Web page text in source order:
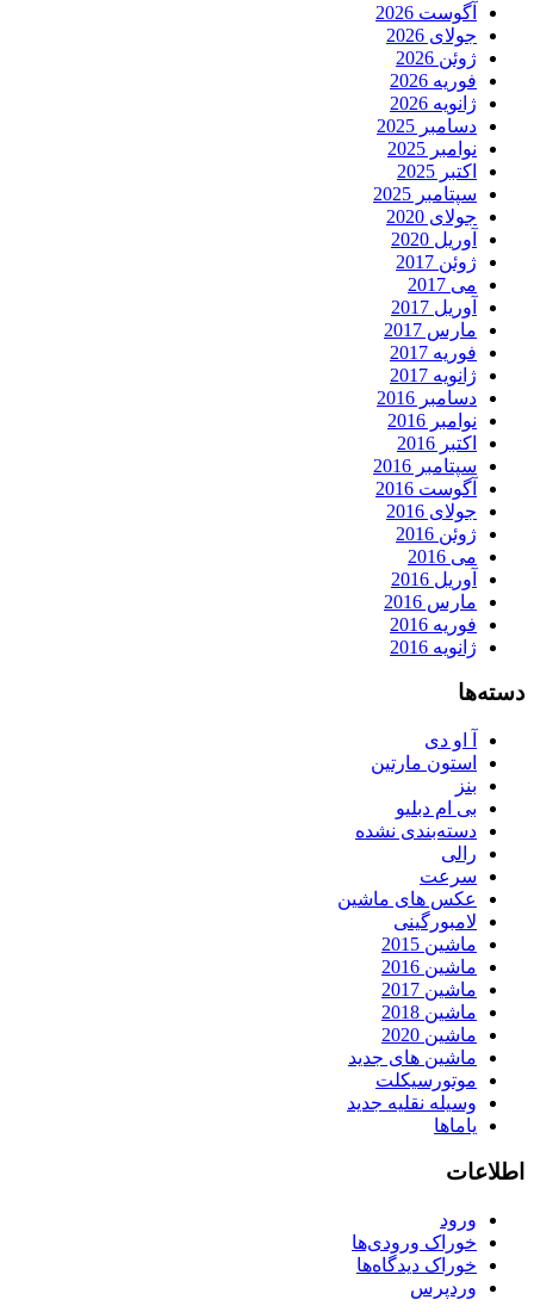
آگوست 2026
جولای 2026
ژوئن 2026
فوریه 2026
ژانویه 2026
دسامبر 2025
نوامبر 2025
اکتبر 2025
سپتامبر 2025
جولای 2020
آوریل 2020
ژوئن 2017
می 2017
آوریل 2017
مارس 2017
فوریه 2017
ژانویه 2017
دسامبر 2016
نوامبر 2016
اکتبر 2016
سپتامبر 2016
آگوست 2016
جولای 2016
ژوئن 2016
می 2016
آوریل 2016
مارس 2016
فوریه 2016
ژانویه 2016
دسته‌ها
آ او دی
استون مارتین
بنز
بی ام دبلیو
دسته‌بندی نشده
رالی
سرعت
عکس های ماشین
لامبورگینی
ماشین 2015
ماشین 2016
ماشین 2017
ماشین 2018
ماشین 2020
ماشین های جدید
موتورسیکلت
وسیله نقلیه جدید
یاماها
اطلاعات
ورود
خوراک ورودی‌ها
خوراک دیدگاه‌ها
وردپرس